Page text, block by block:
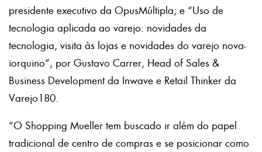
presidente executivo da OpusMúltipla; e “Uso de
tecnologia aplicada ao varejo: novidades da
tecnologia, visita às lojas e novidades do varejo nova-
iorquino”, por Gustavo Carrer, Head of Sales &
Business Development da Inwave e Retail Thinker da
Varejo180.
“O Shopping Mueller tem buscado ir além do papel
tradicional de centro de compras e se posicionar como